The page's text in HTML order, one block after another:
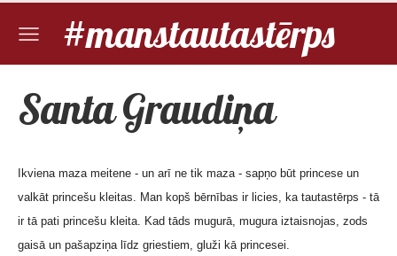
#manstautastērps
Santa Graudiņa
Ikviena maza meitene - un arī ne tik maza - sapņo būt princese un
valkāt princešu kleitas. Man kopš bērnības ir licies, ka tautastērps - tā
ir tā pati princešu kleita. Kad tāds mugurā, mugura iztaisnojas, zods
gaisā un pašapziņa līdz griestiem, gluži kā princesei.